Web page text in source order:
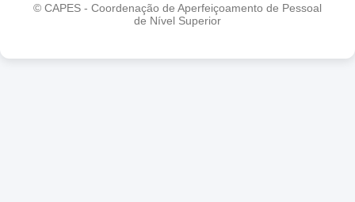
© CAPES - Coordenação de Aperfeiçoamento de Pessoal
de Nível Superior